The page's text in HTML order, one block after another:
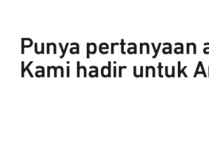
Punya pertanyaan
Kami hadir untuk